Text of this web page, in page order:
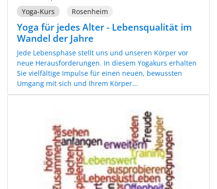
Yoga-Kurs Rosenheim
Yoga für jedes Alter - Lebensqualität im
Wandel der Jahre
Jede Lebensphase stellt uns und unseren Körper vor
neue Herausforderungen. In diesem Yogakurs erhalten
Sie vielfältige Impulse für einen neuen, bewussten
Umgang mit sich und Ihrem Körper...